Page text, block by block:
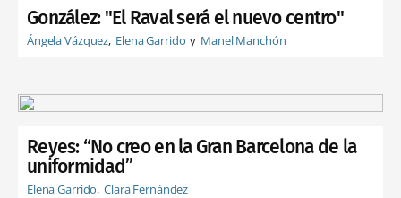
González: "El Raval será el nuevo centro"
Ángela Vázquez Elena Garrido Manel Manchón
Reyes: “No creo en la Gran Barcelona de la
uniformidad”
Elena Garrido Clara Fernández